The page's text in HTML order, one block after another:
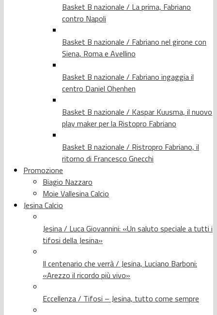
Basket B nazionale / La prima, Fabriano
contro Napoli
Basket B nazionale / Fabriano nel girone con
Siena, Roma e Avellino
Basket B nazionale / Fabriano ingaggia il
centro Daniel Ohenhen
Basket B nazionale / Kaspar Kuusma, il nuovo
play maker per la Ristopro Fabriano
Basket B nazionale / Ristropro Fabriano, il
ritorno di Francesco Gnecchi
Promozione
Biagio Nazzaro
Moie Vallesina Calcio
Jesina Calcio
Jesina / Luca Giovannini: «Un saluto speciale a tutti i
tifosi della Jesina»
Il centenario che verrà / Jesina, Luciano Barboni:
«Arezzo il ricordo più vivo»
Eccellenza / Tifosi – Jesina, tutto come sempre